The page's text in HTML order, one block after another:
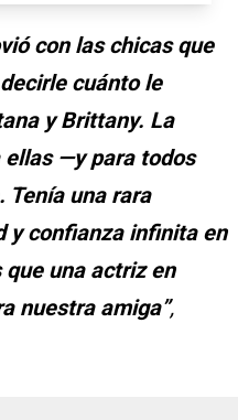
con las chicas que
cuánto le
y Brittany. La
ellas —y para todos
una rara
y confianza infinita en
una actriz en
nuestra amiga”,